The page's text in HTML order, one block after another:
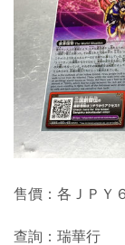
售價：各ＪＰＹ
查詢：瑞華行